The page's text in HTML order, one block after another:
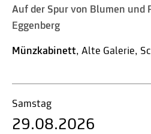
Auf der Spur von Blumen und
Eggenberg
Münzkabinett, Alte Galerie,
Samstag
29.08.2026